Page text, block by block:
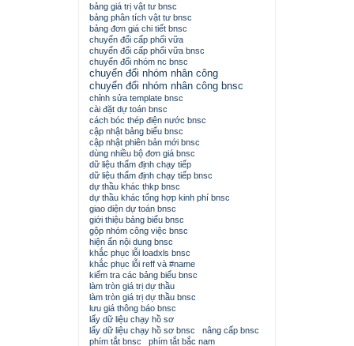
bảng giá trị vật tư bnsc
bảng phân tích vật tư bnsc
bảng đơn giá chi tiết bnsc
chuyển đổi cấp phối vữa
chuyển đổi cấp phối vữa bnsc
chuyển đổi nhóm nc bnsc
chuyển đổi nhóm nhân công
chuyển đổi nhóm nhân công bnsc
chỉnh sửa template bnsc
cài đặt dự toán bnsc
cách bóc thép điện nước bnsc
cập nhật bảng biểu bnsc
cập nhật phiên bản mới bnsc
dùng nhiều bộ đơn giá bnsc
dữ liệu thẩm định chạy tiếp
dữ liệu thẩm định chạy tiếp bnsc
dự thầu khác thkp bnsc
dự thầu khác tổng hợp kinh phí bnsc
giao diện dự toán bnsc
giới thiệu bảng biểu bnsc
gộp nhóm công việc bnsc
hiện ẩn nội dung bnsc
khắc phục lỗi loadxls bnsc
khắc phục lỗi reff và #name
kiểm tra các bảng biểu bnsc
làm tròn giá trị dự thầu
làm tròn giá trị dự thầu bnsc
lưu giá thông báo bnsc
lấy dữ liệu chạy hồ sơ
lấy dữ liệu chạy hồ sơ bnsc
nâng cấp bnsc
phím tắt bnsc
phím tắt bắc nam